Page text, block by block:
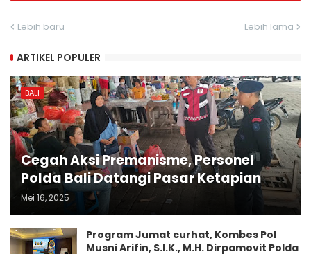
Lebih baru Lebih lama
ARTIKEL POPULER
BALI
Cegah Aksi Premanisme, Personel
Polda Bali Datangi Pasar Ketapian
Mei 16, 2025
Program Jumat curhat, Kombes Pol
Musni Arifin, S.I.K., M.H. Dirpamovit Polda